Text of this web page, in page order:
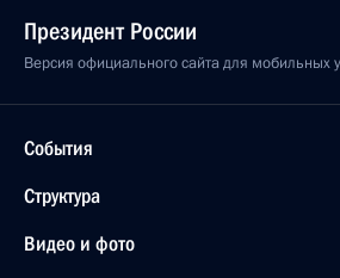
Президент России
Версия официального сайта для мобильных
События
Структура
Видео и фото